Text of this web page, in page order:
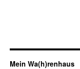
Mein Wa(h)renhaus